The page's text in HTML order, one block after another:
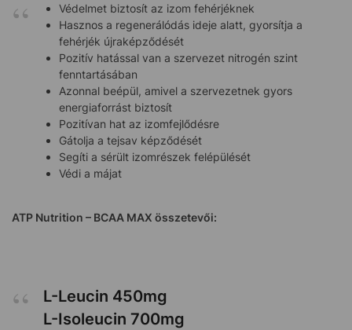
Védelmet biztosít az izom fehérjéknek
Hasznos a regenerálódás ideje alatt, gyorsítja a
fehérjék újraképződését
Pozitív hatással van a szervezet nitrogén szint
fenntartásában
Azonnal beépül, amivel a szervezetnek gyors
energiaforrást biztosít
Pozitívan hat az izomfejlődésre
Gátolja a tejsav képződését
Segíti a sérült izomrészek felépülését
Védi a májat
ATP Nutrition – BCAA MAX összetevői:
L-Leucin 450mg
L-Isoleucin 700mg